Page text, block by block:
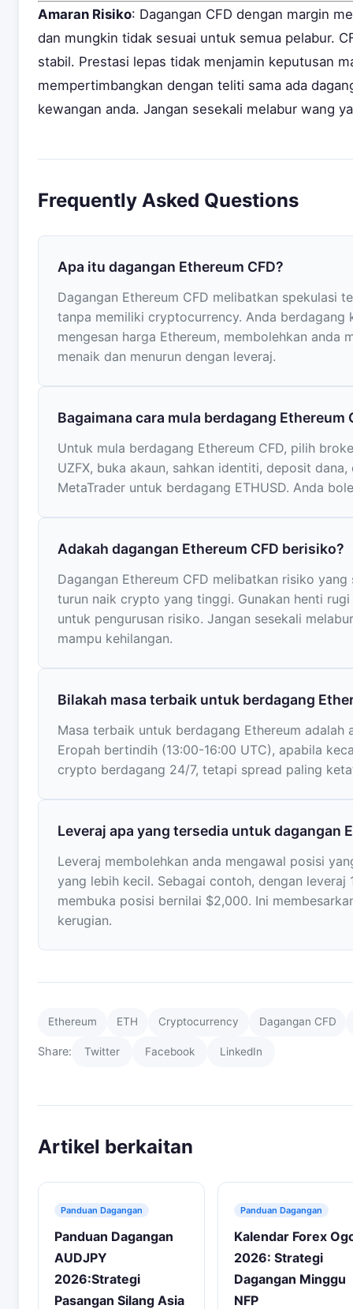
Amaran Risiko: Dagangan CFD dengan margin
dan mungkin tidak sesuai untuk semua pelabur.
stabil. Prestasi lepas tidak menjamin keputusan
mempertimbangkan dengan teliti sama ada
kewangan anda. Jangan sesekali melabur wang
Frequently Asked Questions
Apa itu dagangan Ethereum CFD?
Dagangan Ethereum CFD melibatkan spekulasi
tanpa memiliki cryptocurrency. Anda berdagang
mengesan harga Ethereum, membolehkan anda
menaik dan menurun dengan leveraj.
Bagaimana cara mula berdagang Ethereum
Untuk mula berdagang Ethereum CFD, pilih
UZFX, buka akaun, sahkan identiti, deposit
MetaTrader untuk berdagang ETHUSD. Anda
Adakah dagangan Ethereum CFD berisiko?
Dagangan Ethereum CFD melibatkan risiko
turun naik crypto yang tinggi. Gunakan henti
untuk pengurusan risiko. Jangan sesekali
mampu kehilangan.
Bilakah masa terbaik untuk berdagang
Masa terbaik untuk berdagang Ethereum adalah
Eropah bertindih (13:00-16:00 UTC), apabila
crypto berdagang 24/7, tetapi spread paling
Leveraj apa yang tersedia untuk dagangan
Leveraj membolehkan anda mengawal posisi
yang lebih kecil. Sebagai contoh, dengan leveraj
membuka posisi bernilai $2,000. Ini
kerugian.
Ethereum ETH Cryptocurrency Dagangan CFD
Share: Twitter Facebook LinkedIn
Artikel berkaitan
Panduan Dagangan
Panduan Dagangan
AUDJPY
2026:Strategi
Pasangan Silang Asia
Panduan Dagangan
Kalendar Forex
2026: Strategi
Dagangan Minggu
NFP